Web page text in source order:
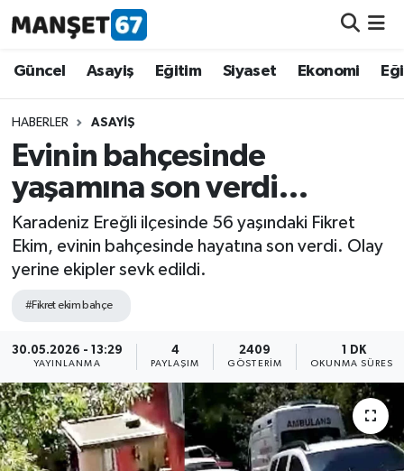
Güncel Asayiş Eğitim Siyaset Ekonomi
HABERLER ASAYIŞ
Evinin bahçesinde
yaşamına son verdi…
Karadeniz Ereğli ilçesinde 56 yaşındaki Fikret
Ekim, evinin bahçesinde hayatına son verdi. Olay
yerine ekipler sevk edildi.
#Fikret ekim bahçe
30.05.2026 - 13:29
YAYINLANMA
4
PAYLAŞIM
2409
GÖSTERIM
1 DK
OKUNMA SÜRESI
Güncel
Asayiş
Siyaset
Spor
Eğitim
Ekonomi
Kültür-Sanat
Magazin
Medya